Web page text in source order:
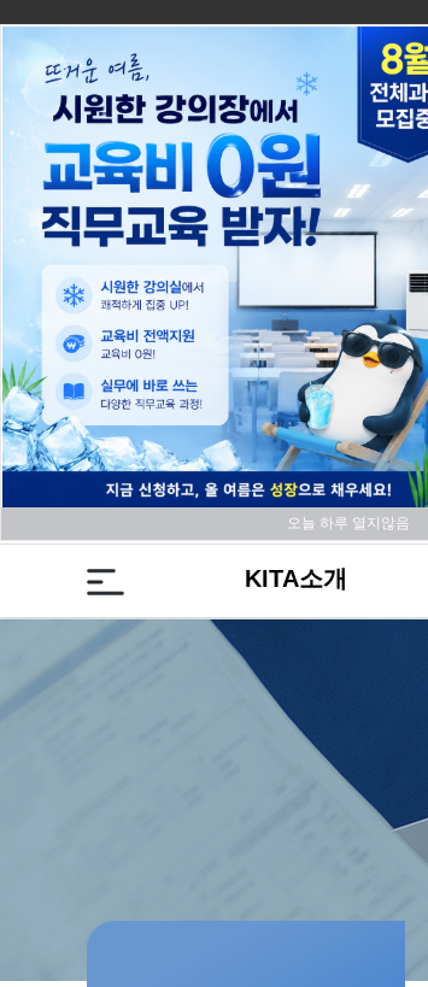
KITA소개
오늘 하루 열지않음